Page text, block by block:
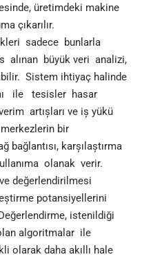
üretimdeki makine
çıkarılır.
sadece bunlarla
alınan büyük veri analizi,
Sistem ihtiyaç halinde
ile tesisler hasar
artıșları ve iș yükü
bir
bağlantısı, karșılaștırma
olanak verir.
değerlendirilmesi
potansiyellerini
istenildiği
algoritmalar ile
olarak daha akıllı hale